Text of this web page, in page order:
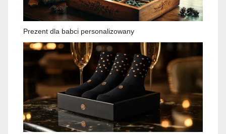
Prezent dla babci personalizowany